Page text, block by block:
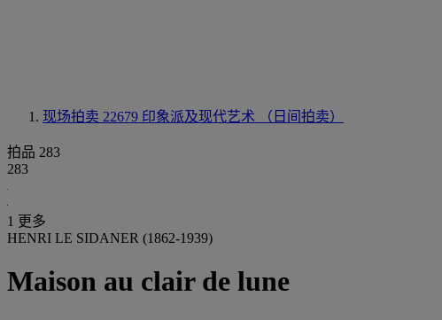
现场拍卖 22679 印象派及现代艺术 （日间拍卖）
拍品 283
283
1 更多
HENRI LE SIDANER (1862-1939)
Maison au clair de lune